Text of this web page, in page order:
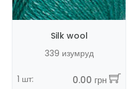
Silk wool
339 изумруд
1 шт:
0.00 грн